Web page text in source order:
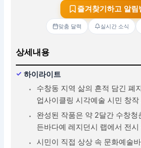
즐겨찾기하고 알림
맞춤 달력 실시간 소식
상세내용
하이라이트
수창동 지역 삶의 흔적 담긴 폐
업사이클링 시각예술 시민 창작
완성된 작품은 약 2달간 수창청
든바다예 레지던시 랩에서 전시
시민이 직접 상상 속 문화예술